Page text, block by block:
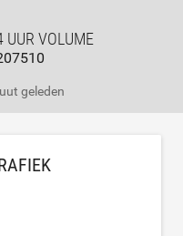
UUR VOLUME
geleden